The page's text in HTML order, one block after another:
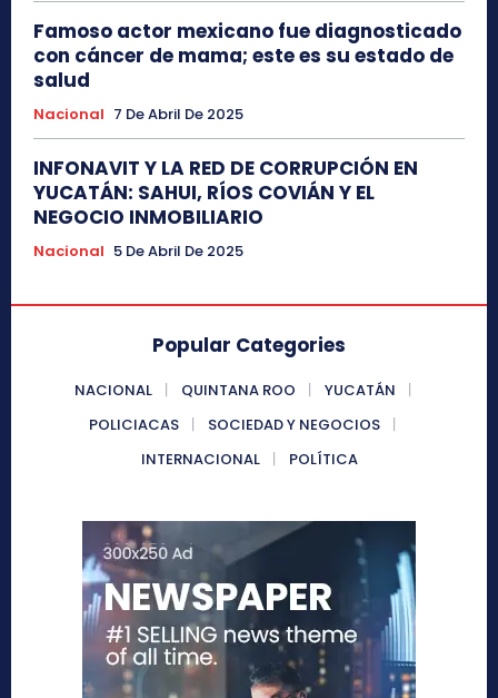
Famoso actor mexicano fue diagnosticado
con cáncer de mama; este es su estado de
salud
Nacional 7 De Abril De 2025
INFONAVIT Y LA RED DE CORRUPCIÓN EN
YUCATÁN: SAHUI, RÍOS COVIÁN Y EL
NEGOCIO INMOBILIARIO
Nacional 5 De Abril De 2025
Popular Categories
NACIONAL QUINTANA ROO
YUCATÁN
POLICIACAS
SOCIEDAD Y NEGOCIOS
INTERNACIONAL
POLÍTICA